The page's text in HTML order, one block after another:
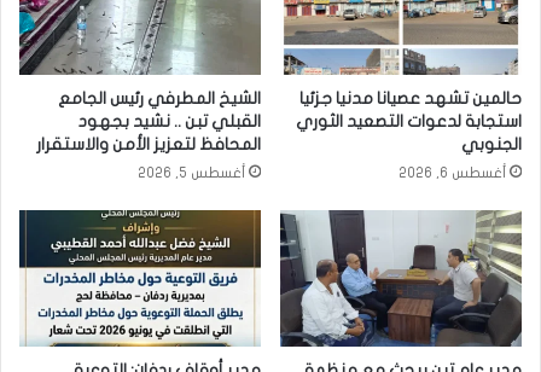
حالمين تشهد عصيانا مدنيا جزئيا
استجابة لدعوات التصعيد الثوري
الجنوبي
أغسطس 6, 2026
الشيخ المطرفي رئيس الجامع
القبلي تبن .. نشيد بجهود
المحافظ لتعزيز الأمن والاستقرار
أغسطس 5, 2026